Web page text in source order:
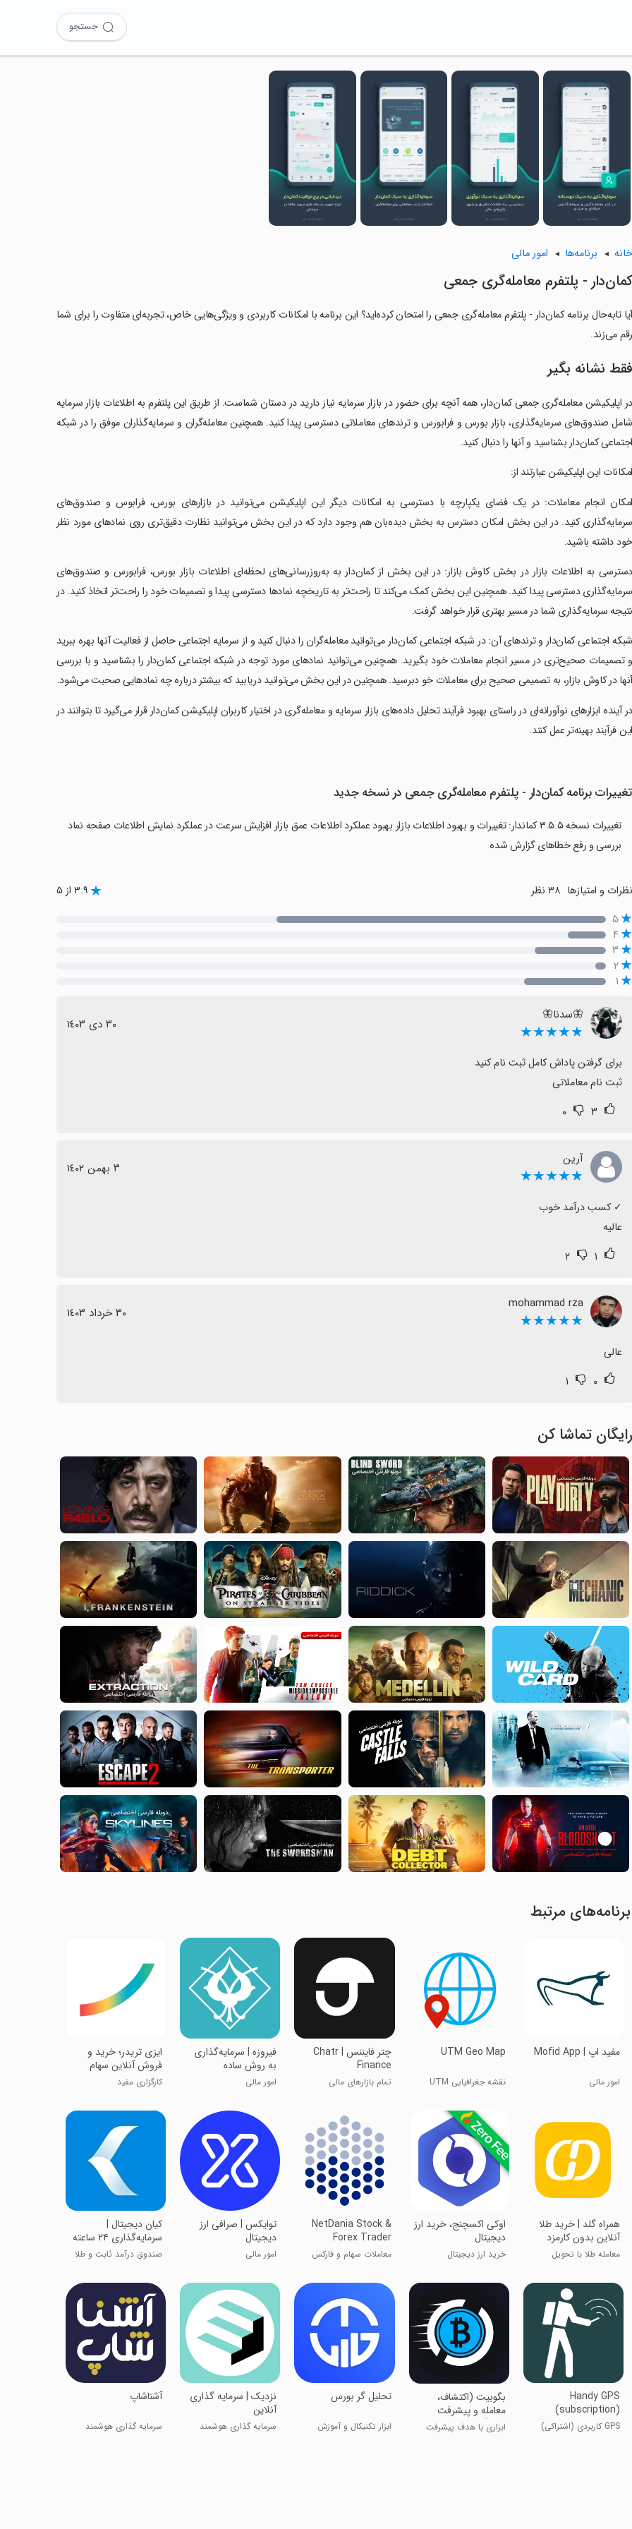
جستجو
خانه برنامه‌ها امور مالی
‏کمان‌دار - پلتفرم معامله‌گری جمعی
آیا تابه‌حال برنامه ‏کمان‌دار - پلتفرم معامله‌گری جمعی را امتحان کرده‌اید؟ این برنامه با امکانات کاربردی و ویژگی‌هایی خاص، تجربه‌ای متفاوت را برای شما
رقم می‌زند.
فقط نشانه بگیر
‏در اپلیکیشن معامله‌گری جمعی کمان‌دار، همه آنچه برای حضور در بازار سرمایه نیاز دارید در دستان شماست. از طریق این پلتفرم به اطلاعات بازار سرمایه
شامل صندوق‌های سرمایه‌گذاری، بازار بورس و فرابورس و ترندهای معاملاتی دسترسی پیدا کنید. همچنین معامله‌گران و سرمایه‌گذاران موفق را در شبکه
اجتماعی کمان‌دار بشناسید و آنها را دنبال کنید.
‏امکانات این اپلیکیشن عبارتند از:
‏امکان انجام معاملات: در یک فضای یکپارچه با دسترسی به امکانات دیگر این اپلیکیشن می‌توانید در بازارهای بورس، فرابوس و صندوق‌های
سرمایه‌گذاری کنید. در این بخش امکان دسترس به بخش دیده‌بان هم وجود دارد که در این بخش می‌توانید نظارت دقیق‌تری روی نماد‌های مورد نظر
خود داشته باشید.
‏دسترسی به اطلاعات بازار در بخش کاوش بازار: در این بخش از کمان‌دار به به‌روزرسانی‌های لحظه‌ای اطلاعات بازار بورس، فرابورس و صندوق‌های
سرمایه‌گذاری دسترسی پیدا کنید. همچنین این بخش کمک می‌کند تا راحت‌تر به تاریخچه نمادها دسترسی پیدا و تصمیمات خود را راحت‌تر اتخاذ کنید. در
نتیجه سرمایه‌گذاری شما در مسیر بهتری قرار خواهد گرفت.
‏شبکه اجتماعی کمان‌دار و ترندهای آن: در شبکه اجتماعی کمان‌دار می‌توانید معامله‌گران را دنبال کنید و از سرمایه اجتماعی حاصل از فعالیت آنها بهره ببرید
و تصمیمات صحیح‌تری در مسیر انجام معاملات خود بگیرید. همچنین می‌توانید نمادهای مورد توجه در شبکه اجتماعی کمان‌دار را بشناسید و با بررسی
آنها در کاوش بازار، به تصمیمی صحیح برای معاملات خو دبرسید. همچنین در این بخش می‌توانید دریابید که بیشتر درباره چه نمادهایی صحبت می‌شود.
‏در آینده ابزارهای نوآورانه‌ای در راستای بهبود فرآیند تحلیل داده‌های بازار سرمایه و معامله‌گری در اختیار کاربران اپلیکیشن کمان‌دار قرار می‌گیرد تا بتوانند در
این فرآیند بهینه‌تر عمل کنند.
تغییرات برنامه ‏کمان‌دار - پلتفرم معامله‌گری جمعی در نسخه جدید
تغییرات نسخه ۳.۵.۵ کماندار: تغییرات و بهبود اطلاعات بازار بهبود عملکرد اطلاعات عمق بازار افزایش سرعت در عملکرد نمایش اطلاعات صفحه نماد
بررسی و رفع خطاهای گزارش شده
نظرات و امتیازها ۳.۹ از ۵
۵
۴
۳
۲
۱
🦋سدنا🦋
★★★★★ ٣٠ دی ١٤٠٣
ثبت نام معاملاتی
۳ ۰
آرین
★★★★★ ٣ بهمن ١٤٠٢
عالیه
۱ ۲
mohammad rza
★★★★★ ٣٠ خرداد ١٤٠٣
عالی
۰ ۱
رایگان تماشا کن
برنامه‌های مرتبط
مفید اپ | Mofid App
امور مالی
UTM Geo Map
نقشه جغرافیایی UTM
چتر فایننس | Chatr
Finance
تمام بازارهای مالی
فیروزه | سرمایه‌گذاری
به روش ساده
امور مالی
‏‏ایزی تریدر؛ خرید و
فروش آنلاین سهام
کارگزاری مفید
‏‏‏‏‏همراه گلد | خرید طلا
آنلاین بدون کارمزد
معامله طلا با تحویل
‏‏‏اوکی اکسچنج، خرید ارز
دیجیتال
خرید ارز دیجیتال
NetDania Stock &
Forex Trader
معاملات سهام و فارکس
‏‏‏تو‌ایکس | صرافی ارز
دیجیتال
امور مالی
‏‏‏‏‏‏‏کیان دیجیتال |
سرمایه‌گذاری ۲۴ ساعته
صندوق درآمد ثابت و طلا
Handy GPS
(subscription)
GPS کاربردی (اشتراکی)
بگوبیت (اکتشاف،
معامله و پیشرفت
کنید!)
ابزاری با هدف پیشرفت
تحلیل گر بورس
ابزار تکنیکال و آموزش
نزدیک | سرمایه گذاری
آنلاین
سرمایه گذاری هوشمند
آشناشاپ
سرمایه گذاری هوشمند